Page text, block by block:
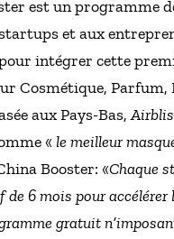
est un programme
et aux
intégrer cette
Cosmétique,
aux Pays-Bas,
« le meilleur
Booster: «Chaque
6 mois pour accélérer
gratuit